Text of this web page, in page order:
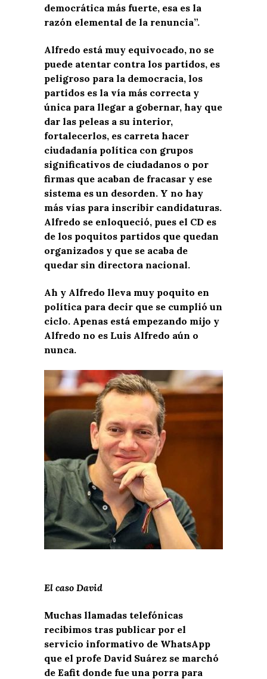
democrática más fuerte, esa es la
razón elemental de la renuncia”.
Alfredo está muy equivocado, no se
puede atentar contra los partidos, es
peligroso para la democracia, los
partidos es la vía más correcta y
única para llegar a gobernar, hay que
dar las peleas a su interior,
fortalecerlos, es carreta hacer
ciudadanía política con grupos
significativos de ciudadanos o por
firmas que acaban de fracasar y ese
sistema es un desorden. Y no hay
más vías para inscribir candidaturas.
Alfredo se enloqueció, pues el CD es
de los poquitos partidos que quedan
organizados y que se acaba de
quedar sin directora nacional.
Ah y Alfredo lleva muy poquito en
política para decir que se cumplió un
ciclo. Apenas está empezando mijo y
Alfredo no es Luis Alfredo aún o
nunca.
El caso David
Muchas llamadas telefónicas
recibimos tras publicar por el
servicio informativo de WhatsApp
que el profe David Suárez se marchó
de Eafit donde fue una porra para